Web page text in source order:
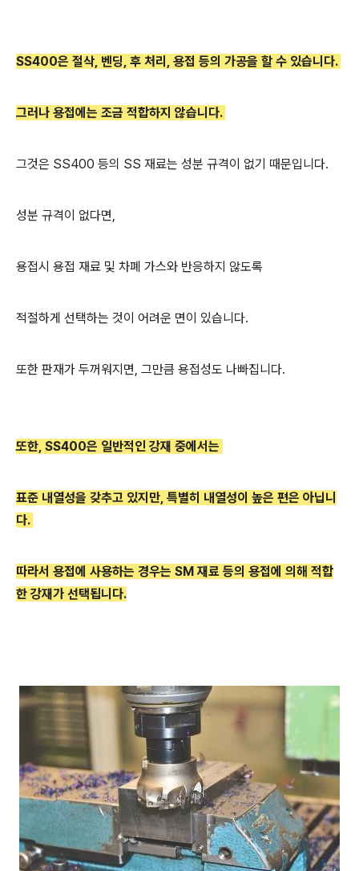
SS400은 절삭, 벤딩, 후 처리, 용접 등의 가공을 할 수 있습니다.
그러나 용접에는 조금 적합하지 않습니다.
그것은 SS400 등의 SS 재료는 성분 규격이 없기 때문입니다.
성분 규격이 없다면,
용접시 용접 재료 및 차폐 가스와 반응하지 않도록
적절하게 선택하는 것이 어려운 면이 있습니다.
또한 판재가 두꺼워지면, 그만큼 용접성도 나빠집니다.
또한, SS400은 일반적인 강재 중에서는
표준 내열성을 갖추고 있지만, 특별히 내열성이 높은 편은 아닙니
다.
따라서 용접에 사용하는 경우는 SM 재료 등의 용접에 의해 적합
한 강재가 선택됩니 다.